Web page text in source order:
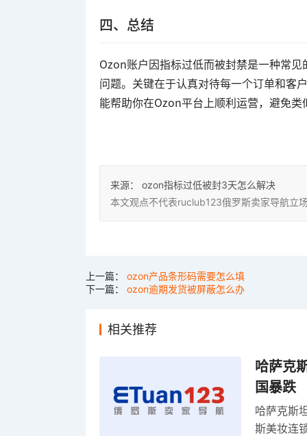
四、总结
Ozon账户因指标过低而被封禁是一种常
问题。关键在于认真对待每一个订单和客
能帮助你在Ozon平台上顺利运营，避免
来源：
ozon指标过低被封3天怎么解决
本文观点不代表ruclub123俄罗斯卖家导航立
上一篇： ozon产品条形码需要怎么填
下一篇： ozon逾期发货被屏蔽怎么办
相关推荐
哈萨克
国暴跌
哈萨克斯
斯美妆连